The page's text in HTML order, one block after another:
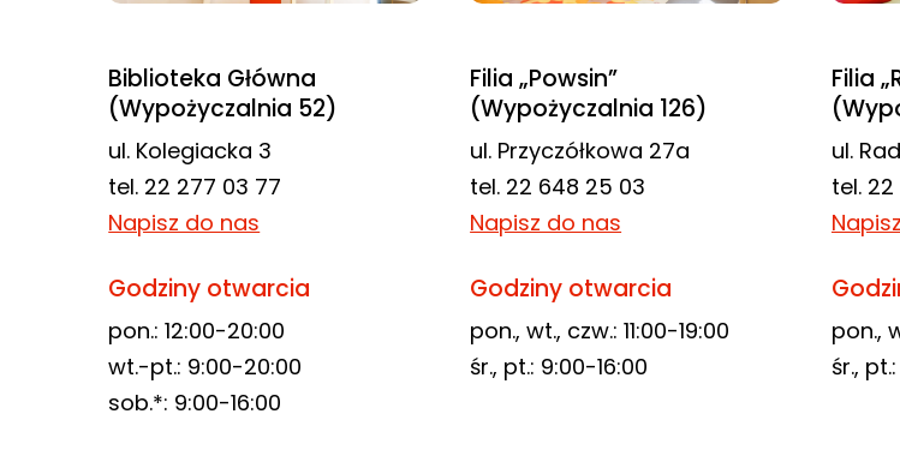
Biblioteka Główna
(Wypożyczalnia 52)
ul. Kolegiacka 3
tel. 22 277 03 77
Napisz do nas
Godziny otwarcia
pon.: 12:00-20:00
wt.-pt.: 9:00-20:00
sob.*: 9:00-16:00
Filia „Powsin”
(Wypożyczalnia 126)
ul. Przyczółkowa 27a
tel. 22 648 25 03
Napisz do nas
Godziny otwarcia
pon., wt., czw.: 11:00-19:00
śr., pt.: 9:00-16:00
Filia
ul.
tel. 22
pon.,
śr.,
Marketing
Udostępniając
zainteresowania i
podczas
odwiedzania naszej
strony, zwiększasz
szansę na